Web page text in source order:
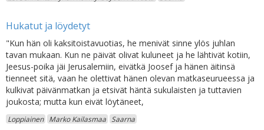
Hukatut ja löydetyt
"Kun hän oli kaksitoistavuotias, he menivät sinne ylös juhlan
tavan mukaan. Kun ne päivät olivat kuluneet ja he lähtivät kotiin,
Jeesus-poika jäi Jerusalemiin, eivätkä Joosef ja hänen äitinsä
tienneet sitä, vaan he olettivat hänen olevan matkaseurueessa ja
kulkivat päivänmatkan ja etsivät häntä sukulaisten ja tuttavien
joukosta; mutta kun eivät löytäneet,
Loppiainen Marko Kailasmaa Saarna